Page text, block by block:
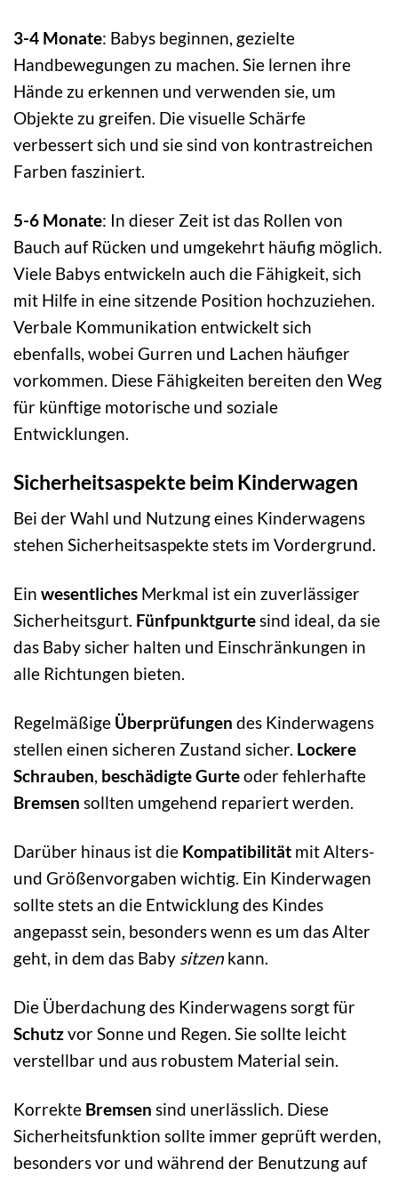
3-4 Monate: Babys beginnen, gezielte
Handbewegungen zu machen. Sie lernen ihre
Hände zu erkennen und verwenden sie, um
Objekte zu greifen. Die visuelle Schärfe
verbessert sich und sie sind von kontrastreichen
Farben fasziniert.
5-6 Monate: In dieser Zeit ist das Rollen von
Bauch auf Rücken und umgekehrt häufig möglich.
Viele Babys entwickeln auch die Fähigkeit, sich
mit Hilfe in eine sitzende Position hochzuziehen.
Verbale Kommunikation entwickelt sich
ebenfalls, wobei Gurren und Lachen häufiger
vorkommen. Diese Fähigkeiten bereiten den Weg
für künftige motorische und soziale
Entwicklungen.
Sicherheitsaspekte beim Kinderwagen
Bei der Wahl und Nutzung eines Kinderwagens
stehen Sicherheitsaspekte stets im Vordergrund.
Ein wesentliches Merkmal ist ein zuverlässiger
Sicherheitsgurt. Fünfpunktgurtesind ideal, da sie
das Baby sicher halten und Einschränkungen in
alle Richtungen bieten.
Regelmäßige Überprüfungen des Kinderwagens
stellen einen sicheren Zustand sicher. Lockere
Schrauben, beschädigte Gurteoder fehlerhafte
Bremsen sollten umgehend repariert werden.
Darüber hinaus ist die Kompatibilität mit Alters-
und Größenvorgaben wichtig. Ein Kinderwagen
sollte stets an die Entwicklung des Kindes
angepasst sein, besonders wenn es um das Alter
geht, in dem das Baby sitzenkann.
Die Überdachung des Kinderwagens sorgt für
Schutzvor Sonne und Regen. Sie sollte leicht
verstellbar und aus robustem Material sein.
Korrekte Bremsen sind unerlässlich. Diese
Sicherheitsfunktion sollte immer geprüft werden,
besonders vor und während der Benutzung auf